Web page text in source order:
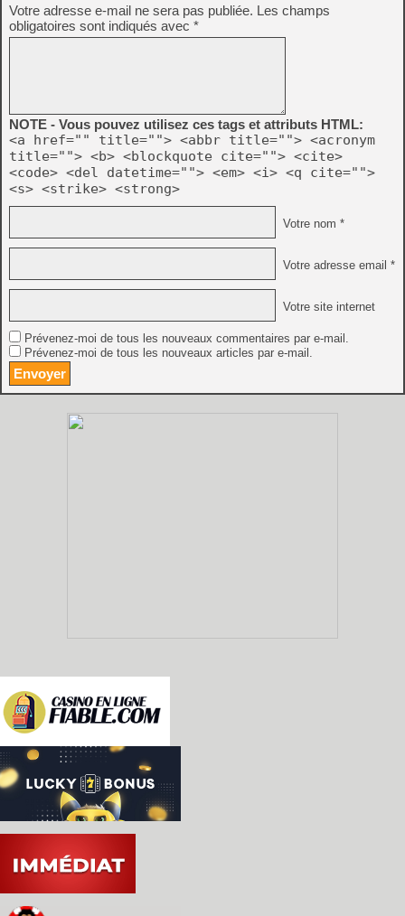
Votre adresse e-mail ne sera pas publiée. Les champs
obligatoires sont indiqués avec *
NOTE - Vous pouvez utilisez ces tags et attributs HTML:
<a href="" title=""> <abbr title=""> <acronym
title=""> <b> <blockquote cite=""> <cite>
<code> <del datetime=""> <em> <i> <q cite="">
<s> <strike> <strong>
Votre nom *
Votre adresse email *
Votre site internet
Prévenez-moi de tous les nouveaux commentaires par e-mail.
Prévenez-moi de tous les nouveaux articles par e-mail.